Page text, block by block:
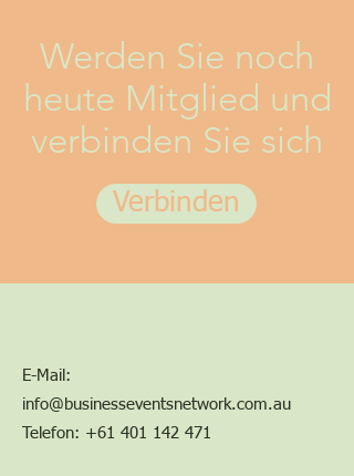
September
Werden Sie noch
heute Mitglied und
verbinden Sie sich
Verbinden
E-Mail:
info@businesseventsnetwork.com.au
Telefon: +61 401 142 471